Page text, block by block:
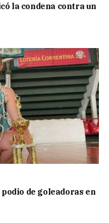
la condena contra un
de goleadoras en